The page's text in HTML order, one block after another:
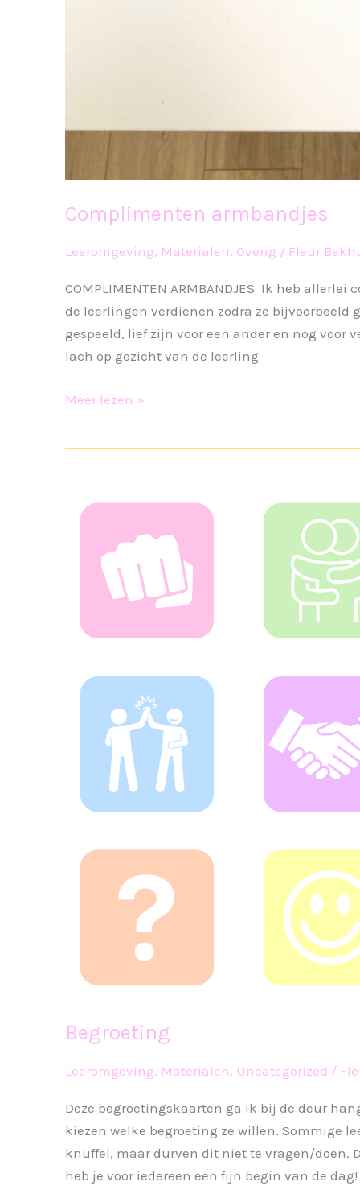
Complimenten armbandjes
Leeromgeving, Materialen, Overig / Fleur
COMPLIMENTEN ARMBANDJES Ik heb
de leerlingen verdienen zodra ze bijvoorbeeld
gespeeld, lief zijn voor een ander en nog voor
lach op gezicht van de leerling
Complimenten
Meer lezen »
Begroeting
Leeromgeving, Materialen, Uncategorized /
Deze begroetingskaarten ga ik bij de deur
kiezen welke begroeting ze willen. Sommige
knuffel, maar durven dit niet te vragen/doen.
heb je voor iedereen een fijn begin van de